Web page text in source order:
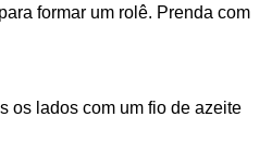
formar um rolê. Prenda com
os lados com um fio de azeite